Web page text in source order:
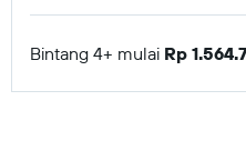
Bintang 4+ mulai Rp